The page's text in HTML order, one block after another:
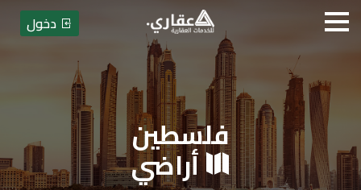
عقاري للخدمات العقارية -
فلسطين
أراضي
دخول